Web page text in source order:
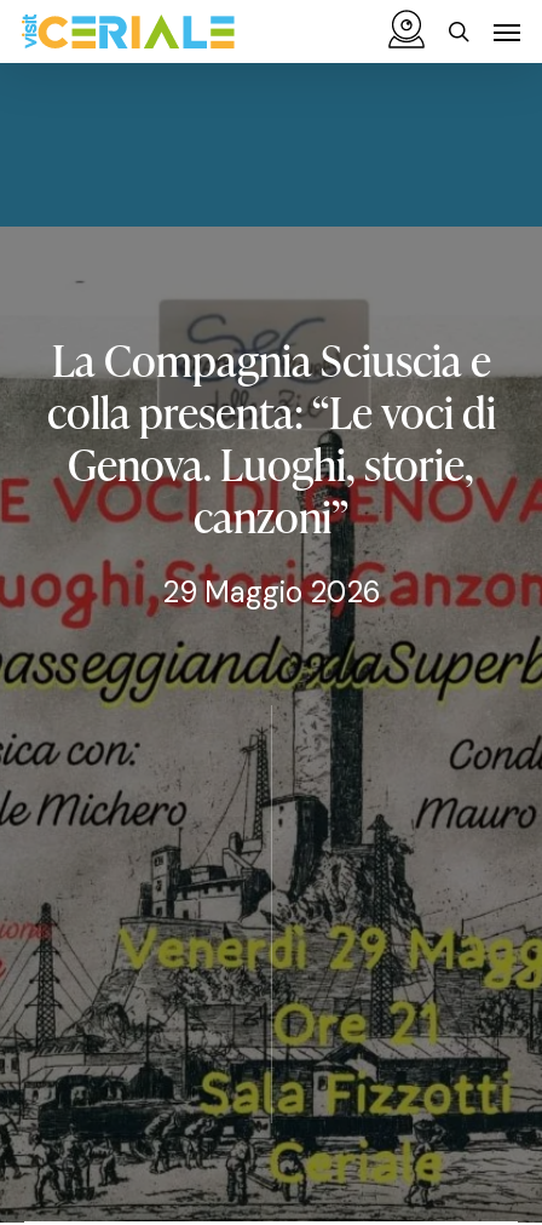
Vai
contenuto
LaCompagniaSciusciae
collapresenta:“Levocidi
Genova.Luoghi,storie,
canzoni”
29 Maggio 2026